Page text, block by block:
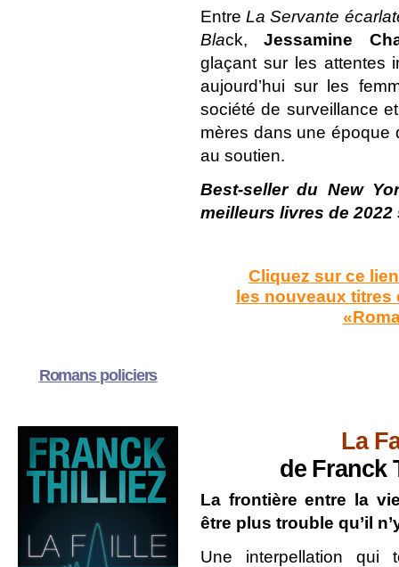
EntreLa Servante
Black,Jessamine
glaçant sur les attentes
aujourd’hui sur les
société de surveillance
mères dans une époque
au soutien.
Best-seller du New
meilleurs livres de
Cliquez sur ce
les nouveaux titres
Romans policiers
La
de Franck
La frontière entre la
être plus trouble qu’il
Une interpellation qui